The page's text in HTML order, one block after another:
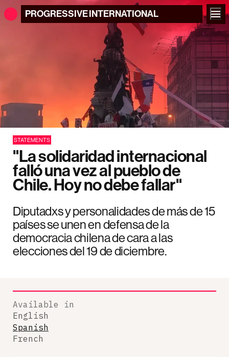
PROGRESSIVEINTERNATIONAL
STATEMENTS
"La solidaridad internacional
falló una vez al pueblo de
Chile. Hoy no debe fallar"
Diputadxs y personalidades de más de 15
países se unen en defensa de la
democracia chilena de cara a las
elecciones del 19 de diciembre.
Available in
English
Spanish
French